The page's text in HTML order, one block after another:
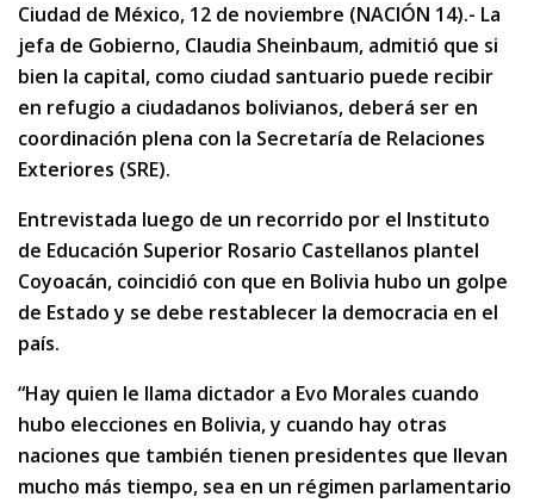
Ciudad de México, 12 de noviembre (NACIÓN 14).- La
jefa de Gobierno, Claudia Sheinbaum, admitió que si
bien la capital, como ciudad santuario puede recibir
en refugio a ciudadanos bolivianos, deberá ser en
coordinación plena con la Secretaría de Relaciones
Exteriores (SRE).
Entrevistada luego de un recorrido por el Instituto
de Educación Superior Rosario Castellanos plantel
Coyoacán, coincidió con que en Bolivia hubo un golpe
de Estado y se debe restablecer la democracia en el
país.
“Hay quien le llama dictador a Evo Morales cuando
hubo elecciones en Bolivia, y cuando hay otras
naciones que también tienen presidentes que llevan
mucho más tiempo, sea en un régimen parlamentario